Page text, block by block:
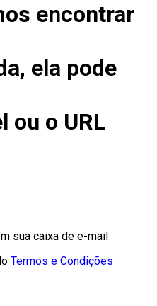
encontrar
ela pode
ou o URL
sua caixa de e-mail
Termos e Condições